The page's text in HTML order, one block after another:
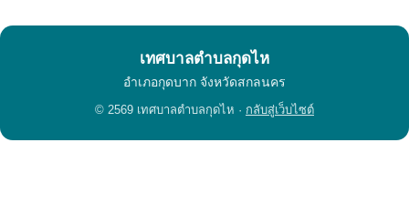
เทศบาลตำบลกุดไห
อำเภอกุดบาก จังหวัดสกลนคร
© 2569 เทศบาลตำบลกุดไห · กลับสู่เว็บไซต์